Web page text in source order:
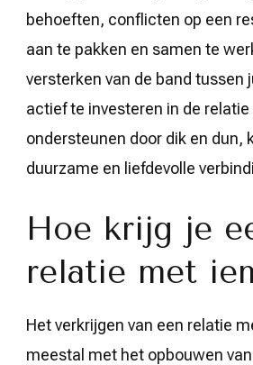
behoeften, conflicten op een
aan te pakken en samen te
versterken van de band tussen
actief te investeren in de
ondersteunen door dik en dun,
duurzame en liefdevolle
Hoe krijg je
relatie met
Het verkrijgen van een relatie
meestal met het opbouwen